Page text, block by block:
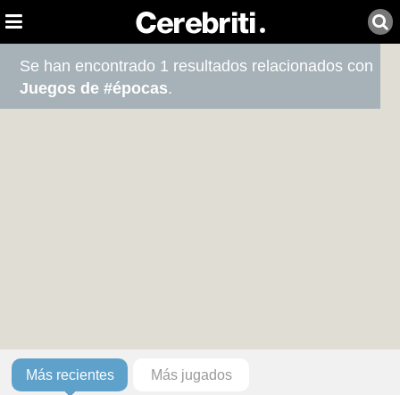
Se han encontrado 1 resultados relacionados con
Juegos de #épocas.
Más recientes Más jugados